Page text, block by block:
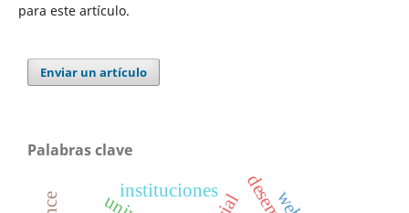
para este artículo.
Enviar un artículo
Palabras clave
instituciones